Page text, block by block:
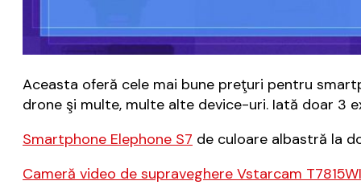
Aceasta oferă cele mai bune preţuri pentru
drone şi multe, multe alte device-uri. Iată doar 3
Smartphone Elephone S7 de culoare albastră la
Cameră video de supraveghere Vstarcam